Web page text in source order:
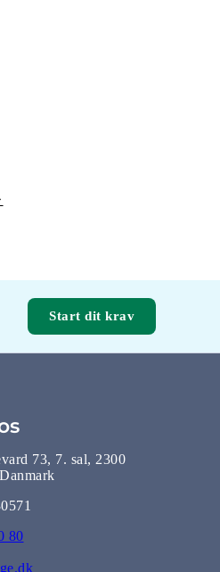
Start dit krav
73, 7. sal, 2300
80